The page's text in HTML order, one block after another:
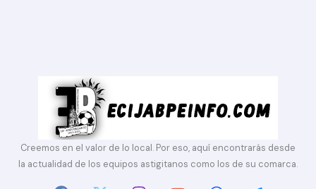
Creemos en el valor de lo local. Por eso, aquí encontrarás desde
la actualidad de los equipos astigitanos como los de su comarca.